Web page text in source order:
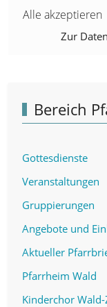
Bereich
Gottesdienste
Veranstaltungen
Gruppierungen
Angebote und
Aktueller
Pfarrheim Wald
Kinderchor Wald-
Alle akzeptieren
Zur